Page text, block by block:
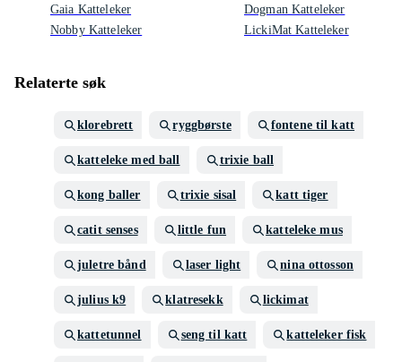
Gaia Katteleker
Nobby Katteleker
Dogman Katteleker
LickiMat Katteleker
Relaterte søk
klorebrett ryggbørste fontene til katt
katteleke med ball trixie ball
kong baller trixie sisal katt tiger
catit senses little fun katteleke mus
juletre bånd laser light nina ottosson
julius k9 klatresekk lickimat
kattetunnel seng til katt katteleker fisk